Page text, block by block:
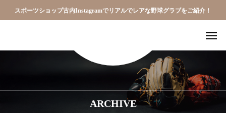
スポーツショップ古内Instagramでリアルでレアな野球グラブをご紹介！
ARCHIVE